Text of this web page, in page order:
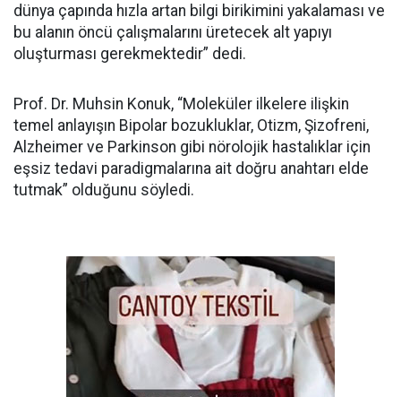
dünya çapında hızla artan bilgi birikimini yakalaması ve
bu alanın öncü çalışmalarını üretecek alt yapıyı
oluşturması gerekmektedir” dedi.
Prof. Dr. Muhsin Konuk, “Moleküler ilkelere ilişkin
temel anlayışın Bipolar bozukluklar, Otizm, Şizofreni,
Alzheimer ve Parkinson gibi nörolojik hastalıklar için
eşsiz tedavi paradigmalarına ait doğru anahtarı elde
tutmak” olduğunu söyledi.